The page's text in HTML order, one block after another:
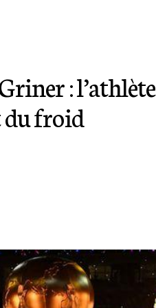
:
froid